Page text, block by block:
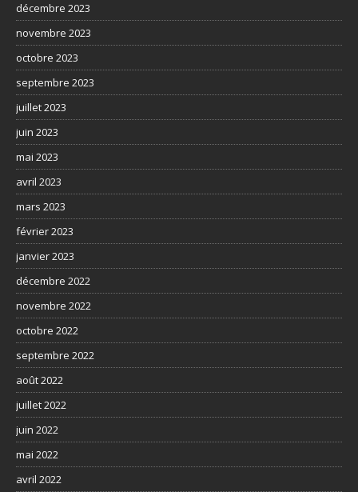
décembre 2023
novembre 2023
octobre 2023
septembre 2023
juillet 2023
juin 2023
mai 2023
avril 2023
mars 2023
février 2023
janvier 2023
décembre 2022
novembre 2022
octobre 2022
septembre 2022
août 2022
juillet 2022
juin 2022
mai 2022
avril 2022